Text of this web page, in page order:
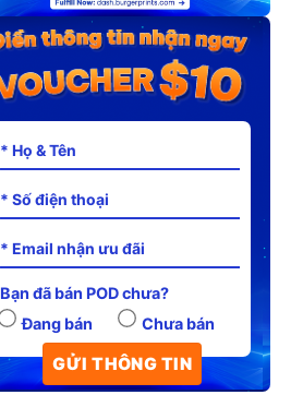
Bạn đã bán POD chưa?
Đang bán
Chưa bán